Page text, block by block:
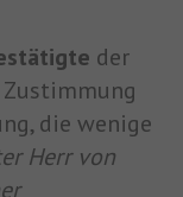
der
die wenige
Herr von